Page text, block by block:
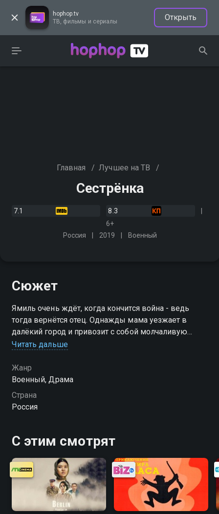
hophop.tv
ТВ, фильмы и сериалы
Открыть
Главная / Лучшее на ТВ /
Сестрёнка
7.1
8.3
6+
Россия
2019 Военный
Сюжет
Ямиль очень ждёт, когда кончится война - ведь
тогда вернётся отец. Однажды мама уезжает в
далёкий город и привозит с собой молчаливую
девочку Оксану и передает наказ отца заботиться о
Читать дальше
Жанр
Военный, Драма
Страна
Россия
С этим смотрят